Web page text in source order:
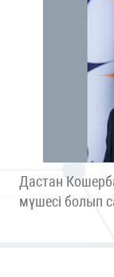
Дастан
мүшесі болып